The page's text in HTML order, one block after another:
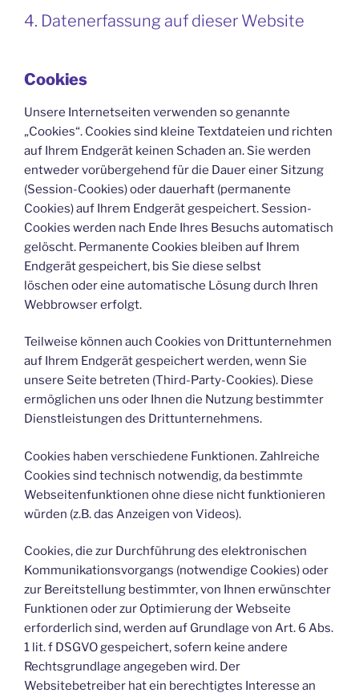
4. Datenerfassung auf dieser Website
Cookies
Unsere Internetseiten verwenden so genannte
„Cookies“. Cookies sind kleine Textdateien und richten
auf Ihrem Endgerät keinen Schaden an. Sie werden
entweder vorübergehend für die Dauer einer Sitzung
(Session-Cookies) oder dauerhaft (permanente
Cookies) auf Ihrem Endgerät gespeichert. Session-
Cookies werden nach Ende Ihres Besuchs automatisch
gelöscht. Permanente Cookies bleiben auf Ihrem
Endgerät gespeichert, bis Sie diese selbst
löschen oder eine automatische Lösung durch Ihren
Webbrowser erfolgt.
Teilweise können auch Cookies von Drittunternehmen
auf Ihrem Endgerät gespeichert werden, wenn Sie
unsere Seite betreten (Third-Party-Cookies). Diese
ermöglichen uns oder Ihnen die Nutzung bestimmter
Dienstleistungen des Drittunternehmens.
Cookies haben verschiedene Funktionen. Zahlreiche
Cookies sind technisch notwendig, da bestimmte
Webseitenfunktionen ohne diese nicht funktionieren
würden (z.B. das Anzeigen von Videos).
Cookies, die zur Durchführung des elektronischen
Kommunikationsvorgangs (notwendige Cookies) oder
zur Bereitstellung bestimmter, von Ihnen erwünschter
Funktionen oder zur Optimierung der Webseite
erforderlich sind, werden auf Grundlage von Art. 6 Abs.
1 lit. f DSGVO gespeichert, sofern keine andere
Rechtsgrundlage angegeben wird. Der
Websitebetreiber hat ein berechtigtes Interesse an